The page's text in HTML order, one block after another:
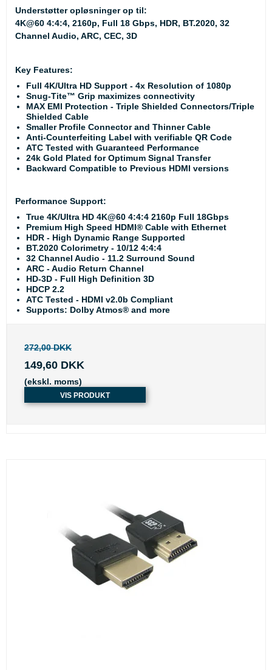
Understøtter opløsninger op til:
4K@60 4:4:4, 2160p, Full 18 Gbps, HDR, BT.2020, 32
Channel Audio, ARC, CEC, 3D
Key Features:
Full 4K/Ultra HD Support - 4x Resolution of 1080p
Snug-Tite™ Grip maximizes connectivity
MAX EMI Protection - Triple Shielded Connectors/Triple
Shielded Cable
Smaller Profile Connector and Thinner Cable
Anti-Counterfeiting Label with verifiable QR Code
ATC Tested with Guaranteed Performance
24k Gold Plated for Optimum Signal Transfer
Backward Compatible to Previous HDMI versions
Performance Support:
True 4K/Ultra HD 4K@60 4:4:4 2160p Full 18Gbps
Premium High Speed HDMI® Cable with Ethernet
HDR - High Dynamic Range Supported
BT.2020 Colorimetry - 10/12 4:4:4
32 Channel Audio - 11.2 Surround Sound
ARC - Audio Return Channel
HD-3D - Full High Definition 3D
HDCP 2.2
ATC Tested - HDMI v2.0b Compliant
Supports: Dolby Atmos® and more
272,00 DKK
149,60 DKK
(ekskl. moms)
VIS PRODUKT